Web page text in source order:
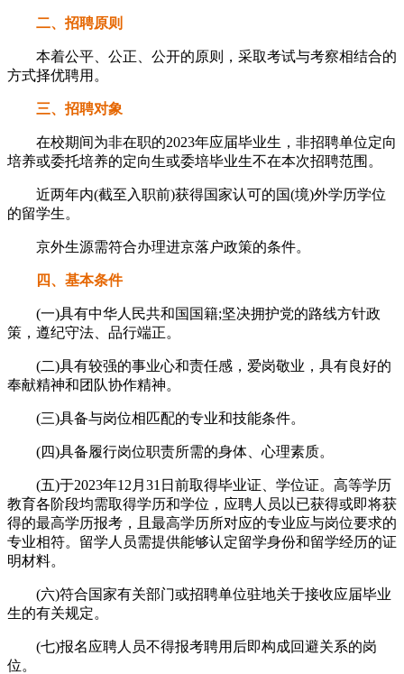
二、招聘原则
本着公平、公正、公开的原则，采取考试与考察相结合的
方式择优聘用。
三、招聘对象
在校期间为非在职的2023年应届毕业生，非招聘单位定向
培养或委托培养的定向生或委培毕业生不在本次招聘范围。
近两年内(截至入职前)获得国家认可的国(境)外学历学位
的留学生。
京外生源需符合办理进京落户政策的条件。
四、基本条件
(一)具有中华人民共和国国籍;坚决拥护党的路线方针政
策，遵纪守法、品行端正。
(二)具有较强的事业心和责任感，爱岗敬业，具有良好的
奉献精神和团队协作精神。
(三)具备与岗位相匹配的专业和技能条件。
(四)具备履行岗位职责所需的身体、心理素质。
(五)于2023年12月31日前取得毕业证、学位证。高等学历
教育各阶段均需取得学历和学位，应聘人员以已获得或即将获
得的最高学历报考，且最高学历所对应的专业应与岗位要求的
专业相符。留学人员需提供能够认定留学身份和留学经历的证
明材料。
(六)符合国家有关部门或招聘单位驻地关于接收应届毕业
生的有关规定。
(七)报名应聘人员不得报考聘用后即构成回避关系的岗
位。